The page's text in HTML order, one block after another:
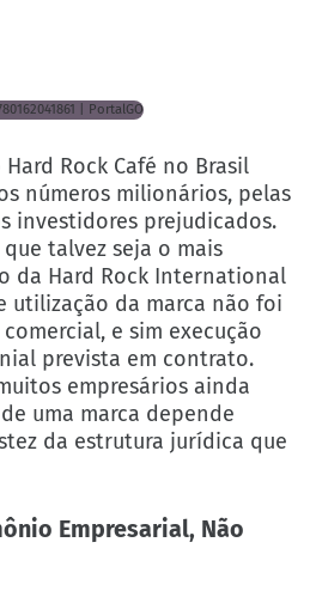
Rock Café no Brasil
números milionários, pelas
investidores prejudicados.
talvez seja o mais
da Hard Rock International
utilização da marca não foi
e sim execução
prevista em contrato.
empresários ainda
uma marca depende
da estrutura jurídica que
Empresarial, Não